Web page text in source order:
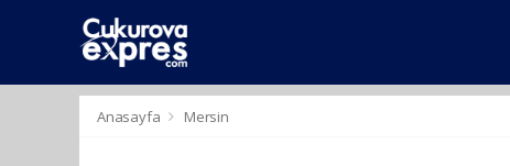
Anasayfa Mersin